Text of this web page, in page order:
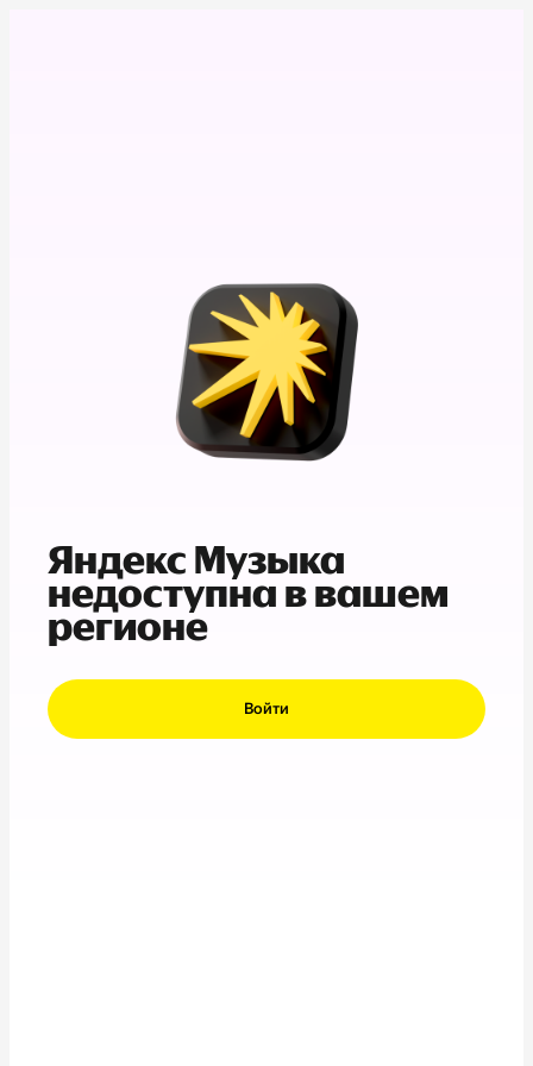
Яндекс Музыка
недоступна в вашем
регионе
Войти